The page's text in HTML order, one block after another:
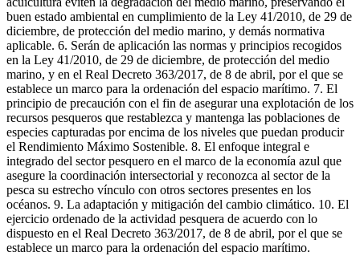
buen estado ambiental en cumplimiento de la Ley 41/2010, de 29 de
diciembre, de protección del medio marino, y demás normativa
aplicable. 6. Serán de aplicación las normas y principios recogidos
en la Ley 41/2010, de 29 de diciembre, de protección del medio
marino, y en el Real Decreto 363/2017, de 8 de abril, por el que se
establece un marco para la ordenación del espacio marítimo. 7. El
principio de precaución con el fin de asegurar una explotación de los
recursos pesqueros que restablezca y mantenga las poblaciones de
especies capturadas por encima de los niveles que puedan producir
el Rendimiento Máximo Sostenible. 8. El enfoque integral e
integrado del sector pesquero en el marco de la economía azul que
asegure la coordinación intersectorial y reconozca al sector de la
pesca su estrecho vínculo con otros sectores presentes en los
océanos. 9. La adaptación y mitigación del cambio climático. 10. El
ejercicio ordenado de la actividad pesquera de acuerdo con lo
dispuesto en el Real Decreto 363/2017, de 8 de abril, por el que se
establece un marco para la ordenación del espacio marítimo.